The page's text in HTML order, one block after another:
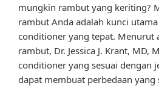
mungkin rambut yang keriting?
rambut Anda adalah kunci
conditioner yang tepat. Menurut
rambut, Dr. Jessica J. Krant, MD,
conditioner yang sesuai dengan
dapat membuat perbedaan